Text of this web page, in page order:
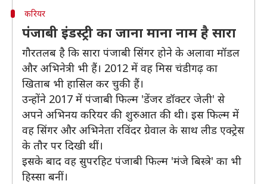
करियर
पंजाबी इंडस्ट्री का जाना माना नाम है सारा
गौरतलब है कि सारा पंजाबी सिंगर होने के अलावा मॉडल
और अभिनेत्री भी हैं। 2012 में वह मिस चंडीगढ़ का
खिताब भी हासिल कर चुकी हैं।
उन्होंने 2017 में पंजाबी फिल्म 'डेंजर डॉक्टर जेली' से
अपने अभिनय करियर की शुरुआत की थी। इस फिल्म में
वह सिंगर और अभिनेता रविंदर ग्रेवाल के साथ लीड एक्ट्रेस
के तौर पर दिखी थीं।
इसके बाद वह सुपरहिट पंजाबी फिल्म 'मंजे बिस्त्रे' का भी
हिस्सा बनीं।